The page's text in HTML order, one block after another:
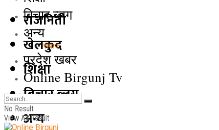
राजनिती
खेलकुद
शिक्षा
बिचार ब्लग
अन्य
बिचार ब्लग
अन्य
समाज
प्रदेश खबर
Online Birgunj Tv
No Result
View All Result